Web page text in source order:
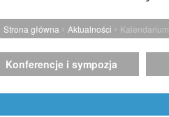
Strona główna › Aktualności › Kalendarium
Konferencje i sympozja